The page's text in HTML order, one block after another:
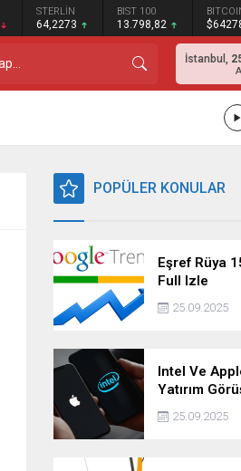
STERLİN
64,2273
BIST 100
13.798,82
İstanbul,
POPÜLER KONULAR
Eşref Rüya
Full Izle
25.09.2025
Intel Ve
Yatırım
Başladı
25.09.2025